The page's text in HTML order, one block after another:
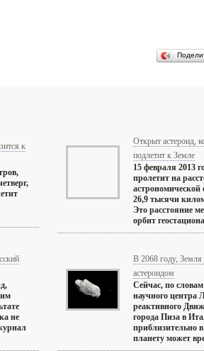
к
Открыт астероид,
подлетит к Земле
15 февраля 2013
пролетит на
астрономической
26,9 тысячи
Это расстояние
орбит
не
В 2068 году, Земля
астероидом
Сейчас, по
научного центра
реактивного
города Пиза в
приблизительно
планету может